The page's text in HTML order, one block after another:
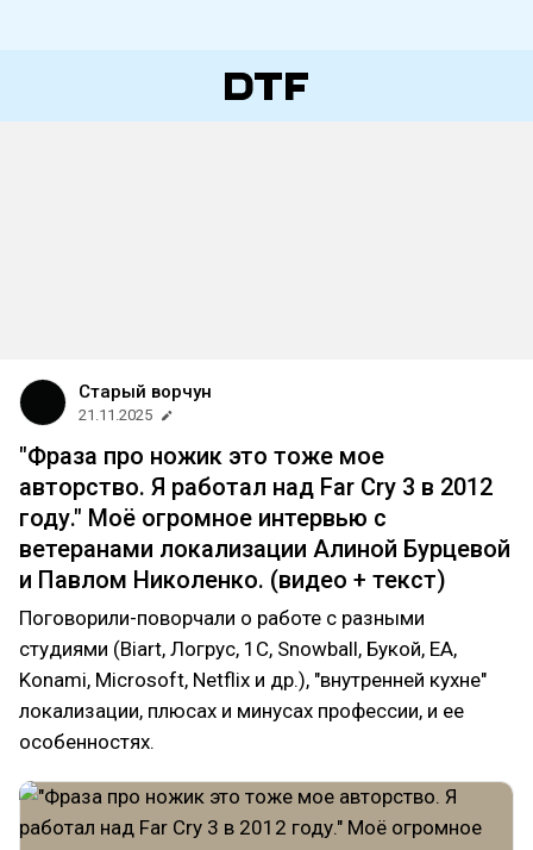
Старый ворчун
21.11.2025
"Фраза про ножик это тоже мое
авторство. Я работал над Far Cry 3 в 2012
году." Моё огромное интервью с
ветеранами локализации Алиной Бурцевой
и Павлом Николенко. (видео + текст)
Поговорили-поворчали о работе с разными
студиями (Biart, Логрус, 1С, Snowball, Букой, EA,
Konami, Microsoft, Netflix и др.), "внутренней кухне"
локализации, плюсах и минусах профессии, и ее
особенностях.